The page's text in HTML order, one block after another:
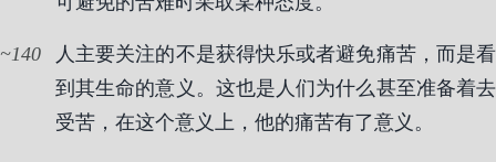
140
人主要关注的不是获得快乐或者避免痛苦，而是看
到其生命的意义。这也是人们为什么甚至准备着去
受苦，在这个意义上，他的痛苦有了意义。